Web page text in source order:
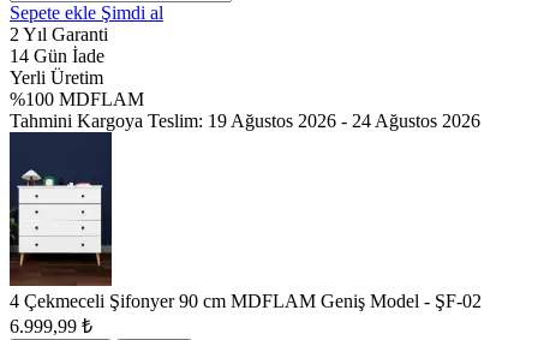
Sepete ekle Şimdi al
2 Yıl Garanti
14 Gün İade
Yerli Üretim
%100 MDFLAM
Tahmini Kargoya Teslim: 19 Ağustos 2026 - 24 Ağustos 2026
4 Çekmeceli Şifonyer 90 cm MDFLAM Geniş Model - ŞF-02
6.999,99 ₺